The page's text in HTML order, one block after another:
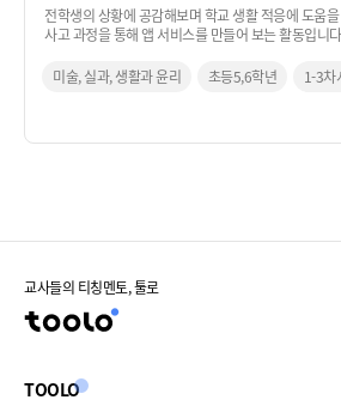
전학생의 상황에 공감해보며 학교 생활 적응에 도움
사고 과정을 통해 앱 서비스를 만들어 보는 활동입니
미술, 실과, 생활과 윤리 초등5,6학년 1-3차
교사들의 티칭멘토, 툴로
TOOLO